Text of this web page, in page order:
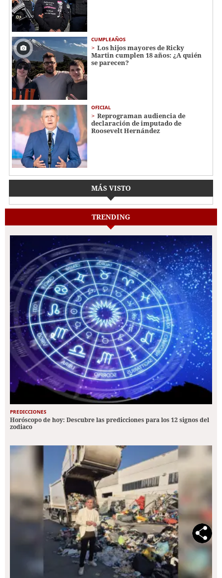
CUMPLEAÑOS
Los hijos mayores de Ricky
Martin cumplen 18 años: ¿A quién
se parecen?
OFICIAL
Reprograman audiencia de
declaración de imputado de
Roosevelt Hernández
MÁS VISTO
TRENDING
PREDICCIONES
Horóscopo de hoy: Descubre las predicciones para los 12 signos del
zodiaco